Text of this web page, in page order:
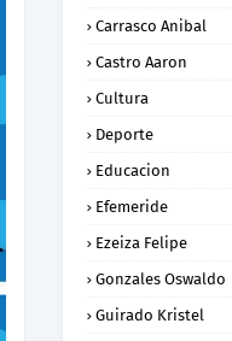
Carrasco Anibal
Castro Aaron
Cultura
Deporte
Educacion
Efemeride
Ezeiza Felipe
Gonzales Oswaldo
Guirado Kristel